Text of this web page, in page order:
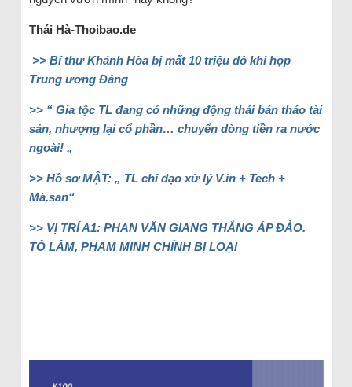
Thái Hà-Thoibao.de
>> Bí thư Khánh Hòa bị mất 10 triệu đô khi họp
Trung ương Đảng
>> “ Gia tộc TL đang có những động thái bán tháo tài
sản, nhượng lại cổ phần… chuyển dòng tiền ra nước
ngoài! „
>> Hồ sơ MẬT: „ TL chỉ đạo xử lý V.in + Tech +
Mà.san“
>> VỊ TRÍ A1: PHAN VĂN GIANG THẮNG ÁP ĐẢO.
TÔ LÂM, PHẠM MINH CHÍNH BỊ LOẠI